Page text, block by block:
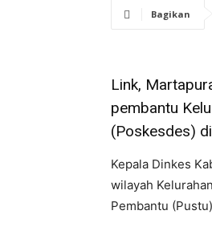
Bagikan
Link,
pembantu
(Poskesdes)
Kepala Dinkes
wilayah
Pembantu